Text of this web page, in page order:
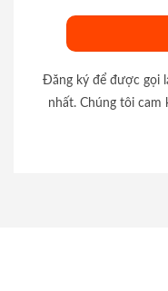
Đăng ký để được gọi
nhất. Chúng tôi